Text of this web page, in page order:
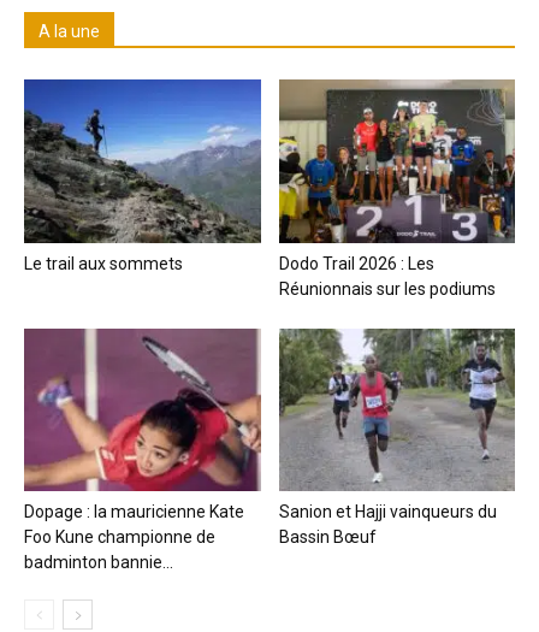
A la une
Le trail aux sommets
Dodo Trail 2026 : Les
Réunionnais sur les podiums
Dopage : la mauricienne Kate
Foo Kune championne de
badminton bannie...
Sanion et Hajji vainqueurs du
Bassin Bœuf